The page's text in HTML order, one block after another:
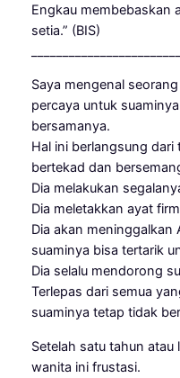
Engkau membebaskan
setia.” (BIS)
Saya mengenal
percaya untuk
bersamanya.
Hal ini berlangsung
bertekad dan
Dia melakukan
Dia meletakkan ayat
Dia akan meninggalkan
suaminya bisa tertarik
Dia selalu mendorong
Terlepas dari semua
suaminya tetap tidak
Setelah satu tahun atau
wanita ini frustasi.